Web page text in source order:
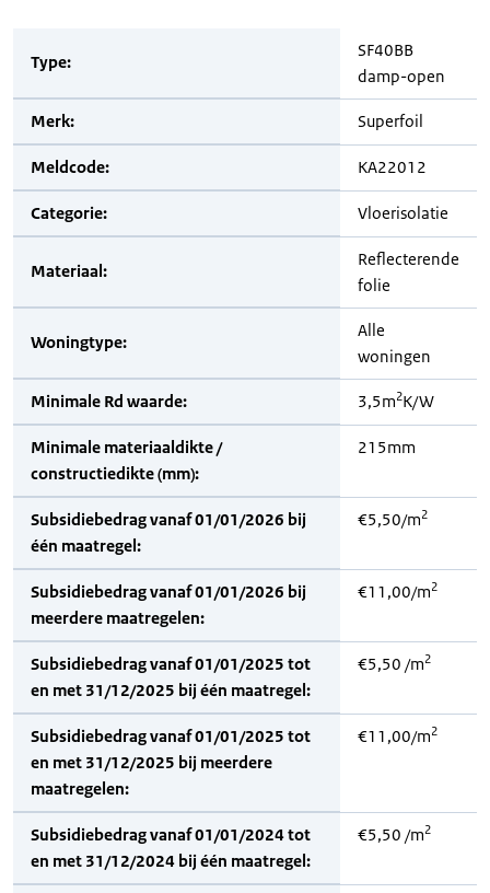
Type:
SF40BB
damp-open
Merk: Superfoil
Meldcode: KA22012
Categorie: Vloerisolatie
Materiaal:
Reflecterende
folie
Woningtype:
Alle
woningen
Minimale Rd waarde: 3,5m2K/W
Minimale materiaaldikte /
constructiedikte (mm):
215mm
Subsidiebedrag vanaf 01/01/2026 bij
één maatregel:
€5,50/m2
Subsidiebedrag vanaf 01/01/2026 bij
meerdere maatregelen:
€11,00/m2
Subsidiebedrag vanaf 01/01/2025 tot
en met 31/12/2025 bij één maatregel:
€5,50 /m2
Subsidiebedrag vanaf 01/01/2025 tot
en met 31/12/2025 bij meerdere
maatregelen:
€11,00/m2
Subsidiebedrag vanaf 01/01/2024 tot
en met 31/12/2024 bij één maatregel:
€5,50 /m2